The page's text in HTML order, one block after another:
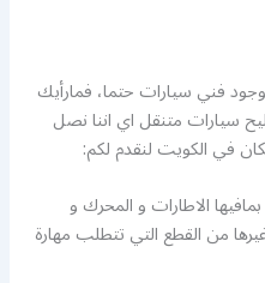
فني سيارات حتما، فمارأيك
سيارات متنقل اي اننا نصل
في الكويت لنقدم لكم:
الاطارات و المحرك و
من القطع التي تتطلب مهارة